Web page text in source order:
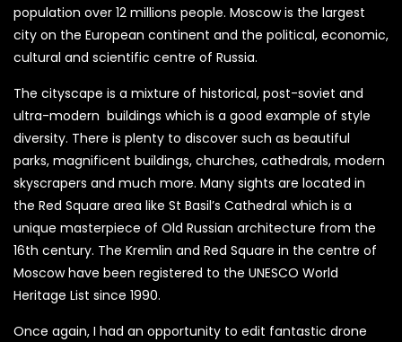
population over 12 millions people. Moscow is the largest
city on the European continent and the political, economic,
cultural and scientific centre of Russia.
The cityscape is a mixture of historical, post-soviet and
ultra-modern buildings which is a good example of style
diversity. There is plenty to discover such as beautiful
parks, magnificent buildings, churches, cathedrals, modern
skyscrapers and much more. Many sights are located in
the Red Square area like St Basil’s Cathedral which is a
unique masterpiece of Old Russian architecture from the
16th century. The Kremlin and Red Square in the centre of
Moscow have been registered to the UNESCO World
Heritage List since 1990.
Once again, I had an opportunity to edit fantastic drone